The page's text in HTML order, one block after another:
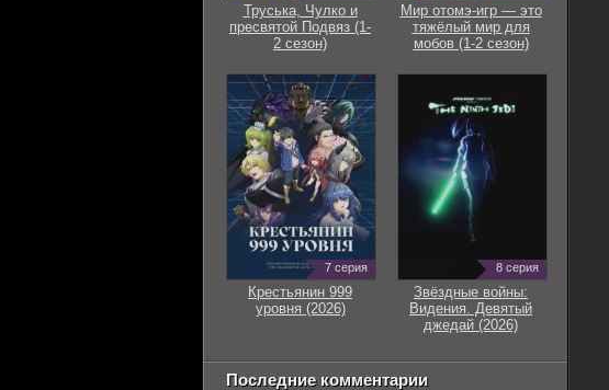
Труська, Чулко и
пресвятой Подвяз (1-
2 сезон)
Мир отомэ-игр — это
тяжёлый мир для
мобов (1-2 сезон)
7 серия
Крестьянин 999
уровня (2026)
8 серия
Звёздные войны:
Видения. Девятый
джедай (2026)
Последние комментарии